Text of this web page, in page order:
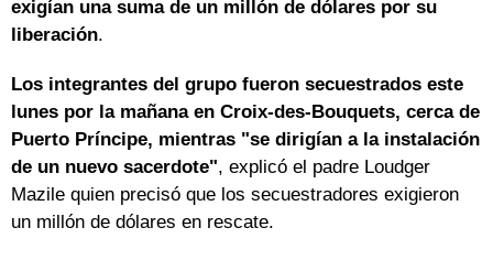
exigían una suma de un millón de dólares por su
liberación.
Los integrantes del grupo fueron secuestrados este
lunes por la mañana en Croix-des-Bouquets, cerca de
Puerto Príncipe, mientras "se dirigían a la instalación
de un nuevo sacerdote", explicó el padre Loudger
Mazile quien precisó que los secuestradores exigieron
un millón de dólares en rescate.